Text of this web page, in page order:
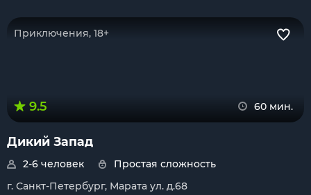
Приключения, 18+
9.5 60 мин.
Дикий Запад
2-6 человек
Простая сложность
г. Санкт-Петербург, Марата ул. д.68